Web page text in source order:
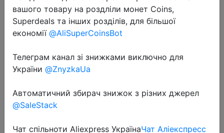
Sale
Перейти до магазину
Додаткова інформація відсутня.
Слідкуйте за знижками на мобільному, в телеграм
вашого товару на роздліли монет Coins,
Superdeals та інших розділів, для більшої
економії @AliSuperCoinsBot
Телеграм канал зі знижками виключно для
України @ZnyzkaUa
Автоматичний збирач знижок з різних джерел
@SaleStack
Чат спільноти Aliexpress УкраїнаЧат Аліекспресс